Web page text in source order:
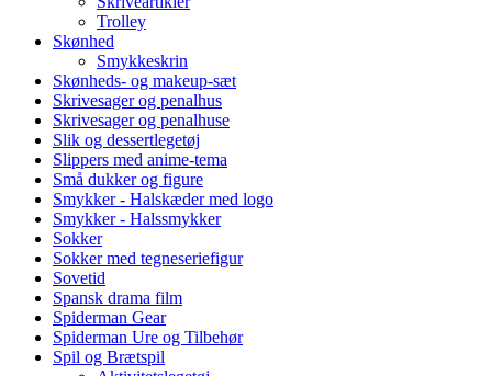
Trolley
Skønhed
Smykkeskrin
Skønheds- og makeup-sæt
Skrivesager og penalhus
Skrivesager og penalhuse
Slik og dessertlegetøj
Slippers med anime-tema
Små dukker og figure
Smykker - Halskæder med logo
Smykker - Halssmykker
Sokker
Sokker med tegneseriefigur
Sovetid
Spansk drama film
Spiderman Gear
Spiderman Ure og Tilbehør
Spil og Brætspil